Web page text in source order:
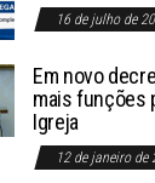
16 de julho de
Em novo
mais funções
Igreja
12 de janeiro de